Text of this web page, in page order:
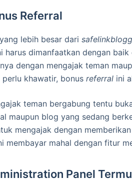
Referral
lebih besar dari
harus dimanfaatkan dengan
dengan mengajak teman
perlu khawatir, bonus referral ini
teman bergabung tentu
maupun blog yang sedang
mengajak dengan
membayar mahal dengan fitur
Panel